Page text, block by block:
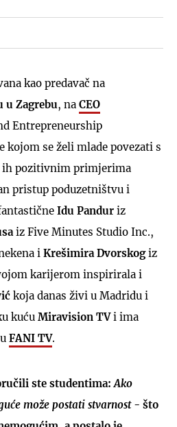
kao predavač na
u Zagrebu, na CEO
Entrepreneurship
kojom se želi mlade povezati s
pozitivnim primjerima
pristup poduzetništvu i
Idu Pandur iz
iz Five Minutes Studio Inc.,
i Krešimira Dvorskogiz
karijerom inspirirala i
koja danas živi u Madridu i
kuću Miravision TVi ima
FANI TV.
ste studentima: Ako
može postati stvarnost - što